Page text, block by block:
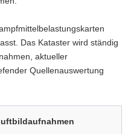
Das Kataster wird ständig
aktueller
Quellenauswertung